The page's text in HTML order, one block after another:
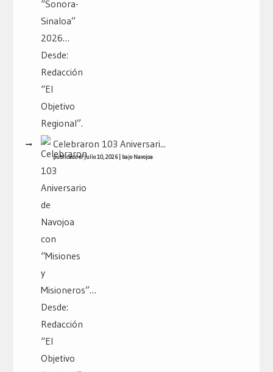
Celebraron 103 Aniversari...
publicado el julio 10, 2026| bajoNavojoa